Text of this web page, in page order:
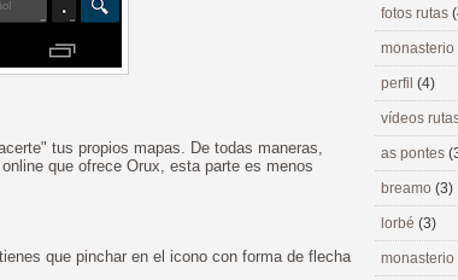
tus propios mapas. De todas maneras,
que ofrece Orux, esta parte es menos
que pinchar en el icono con forma de flecha
fotos rutas
perfil (4)
vídeos
as pontes
breamo (3)
lorbé (3)